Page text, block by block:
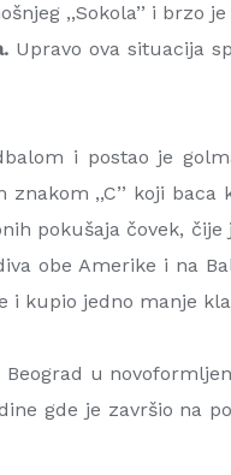
,,Sokola’’ i brzo
Upravo ova situacija
i postao je
,,C’’ koji
pokušaja čovek,
obe Amerike i na
i kupio jedno manje
Beograd u
gde je završio na